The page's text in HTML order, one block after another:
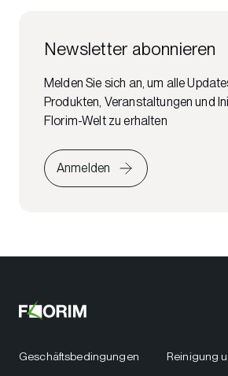
Newsletter abonnieren
Melden Sie sich an, um alle
Produkten, Veranstaltungen und
Florim-Welt zu erhalten
Anmelden
Geschäftsbedingungen Reinigung